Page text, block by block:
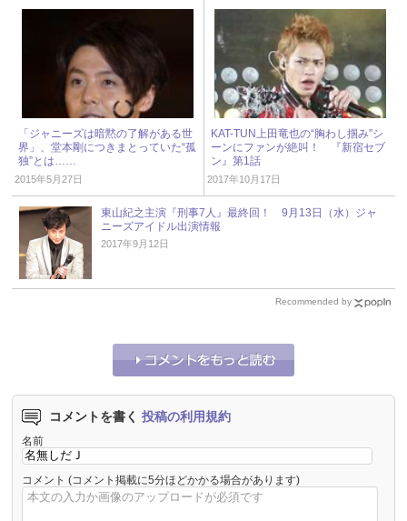
「ジャニーズは暗黙の了解がある世
界」、堂本剛につきまとっていた“孤
独”とは……
2015年5月27日
KAT-TUN上田竜也の“胸わし掴み”シ
ーンにファンが絶叫！ 『新宿セブ
ン』第1話
2017年10月17日
東山紀之主演『刑事7人』最終回！ 9月13日（水）ジャ
ニーズアイドル出演情報
2017年9月12日
Recommended by
コメントを書く 投稿の利用規約
名前
コメント (コメント掲載に5分ほどかかる場合があります)